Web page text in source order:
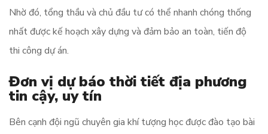
Nhờ đó, tổng thầu và chủ đầu tư có thể nhanh chóng thống
nhất được kế hoạch xây dựng và đảm bảo an toàn, tiến độ
thi công dự án.
Đơn vị dự báo thời tiết địa phương
tin cậy, uy tín
Bên cạnh đội ngũ chuyên gia khí tượng học được đào tạo bài